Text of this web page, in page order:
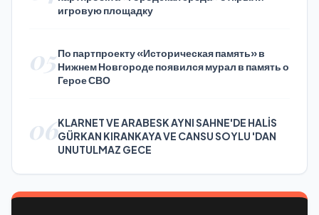
игровую площадку
05По партпроекту «Историческая память» в
Нижнем Новгороде появился мурал в память о
Герое СВО
06KLARNET VE ARABESK AYNI SAHNE'DE HALİS
GÜRKAN KIRANKAYA VE CANSU SOYLU 'DAN
UNUTULMAZ GECE